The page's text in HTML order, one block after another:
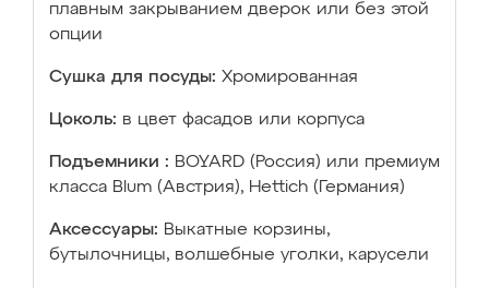
плавным закрыванием дверок или без этой
опции
Сушка для посуды: Хромированная
Цоколь: в цвет фасадов или корпуса
Подъемники : BOYARD (Россия) или премиум
класса Blum (Австрия), Hettich (Германия)
Аксессуары: Выкатные корзины,
бутылочницы, волшебные уголки, карусели